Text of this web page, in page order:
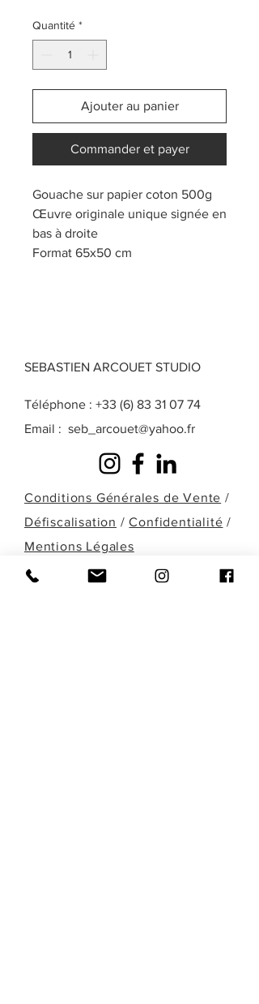
Quantité *
Ajouter au panier
Commander et payer
Gouache sur papier coton 500g
Œuvre originale unique signée en
bas à droite
Format 65x50 cm
SEBASTIEN ARCOUET STUDIO
Téléphone : +33 (6) 83 31 07 74
Email : seb_arcouet@yahoo.fr
Conditions Générales de Vente /
Défiscalisation /Confidentialité /
Mentions Légales
Une question? Une demande particulière?
Une œuvre que vous ne retrouvez pas